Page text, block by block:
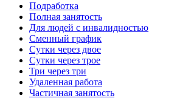
Подработка
Полная занятость
Для людей с инвалидностью
Сменный график
Сутки через двое
Сутки через трое
Три через три
Удаленная работа
Частичная занятость